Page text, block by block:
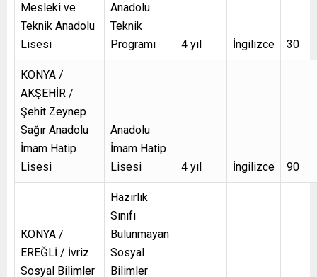
Mesleki ve
Teknik Anadolu
Lisesi
Anadolu
Teknik
Programı
4 yıl İngilizce 30
KONYA /
AKŞEHİR /
Şehit Zeynep
Sağır Anadolu
İmam Hatip
Lisesi
Anadolu
İmam Hatip
Lisesi
4 yıl İngilizce 90
KONYA /
EREĞLİ / İvriz
Sosyal Bilimler
Hazırlık
Sınıfı
Bulunmayan
Sosyal
Bilimler